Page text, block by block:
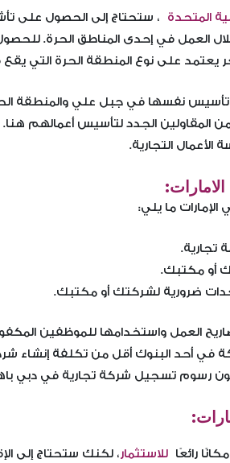
المتحدة ، ستحتاج إلى الحصول على
العمل في إحدى المناطق الحرة.
على نوع المنطقة الحرة التي
نفسها في جبل علي والمنطقة الحرة
من المقاولين الجدد لتأسيس
الأعمال التجارية.
ما يلي:
تجارية.
أو مكتبك.
ضرورية لشركتك أو مكتبك.
العمل واستخدامها للموظفين
أحد البنوك أقل من تكلفة إنشاء
تكون رسوم تسجيل شركة تجارية في دبي
رائعًا للاستثمار، لكنك ستحتاج إلى